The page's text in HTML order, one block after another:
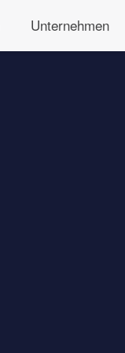
Unternehmen